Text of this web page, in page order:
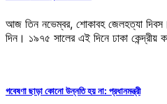
আজ তিন নভেম্বর, শোকাবহ জেলহত্যা
দিন। ১৯৭৫ সালের এই দিনে ঢাকা কেন্দ্রীয়
গবেষণা ছাড়া কোনো উন্নতি হয় না: প্রধানমন্ত্রী